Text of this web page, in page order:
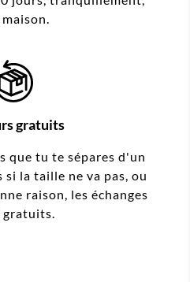
gratuits
que tu te sépares d'un
la taille ne va pas, ou
raison, les échanges